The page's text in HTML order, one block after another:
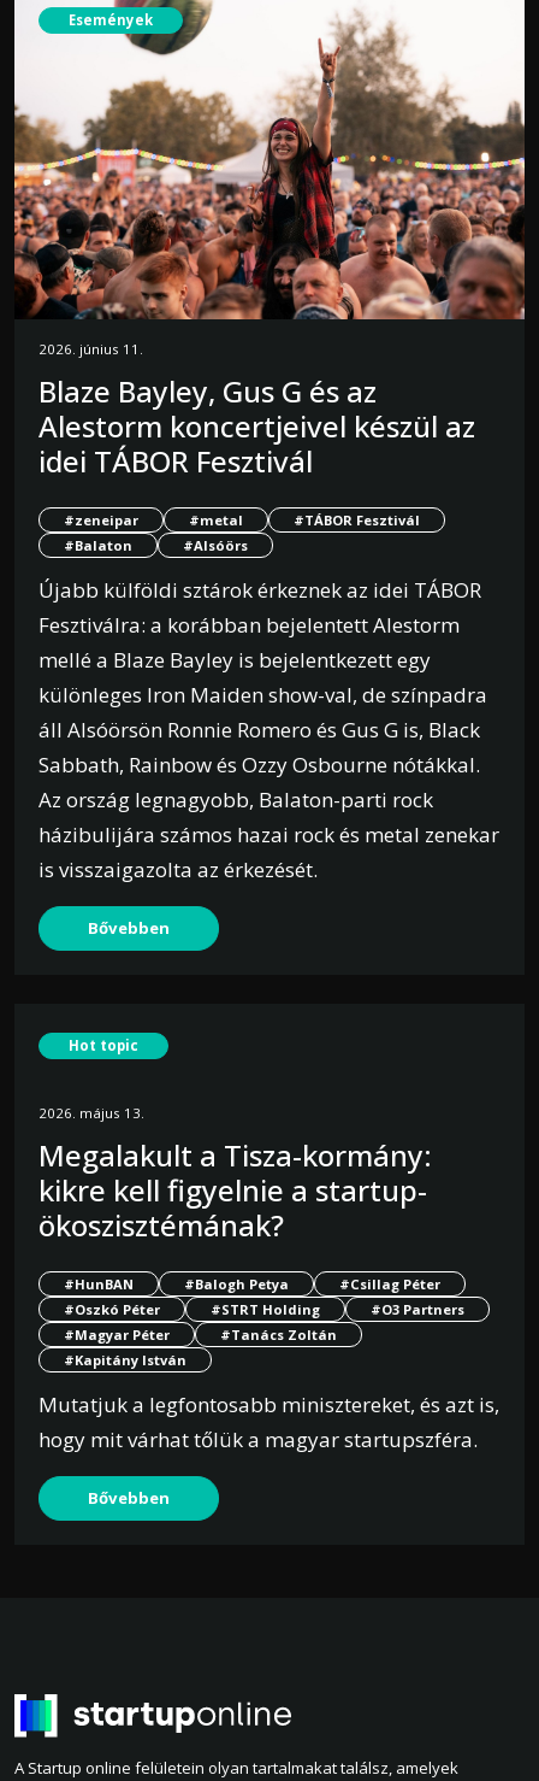
Események
2026. június 11.
Blaze Bayley, Gus G és az
Alestorm koncertjeivel készül az
idei TÁBOR Fesztivál
#zeneipar #metal
#TÁBOR Fesztivál
#Balaton
#Alsóörs
Újabb külföldi sztárok érkeznek az idei TÁBOR
Fesztiválra: a korábban bejelentett Alestorm
mellé a Blaze Bayley is bejelentkezett egy
különleges Iron Maiden show-val, de színpadra
áll Alsóörsön Ronnie Romero és Gus G is, Black
Sabbath, Rainbow és Ozzy Osbourne nótákkal.
Az ország legnagyobb, Balaton-parti rock
házibulijára számos hazai rock és metal zenekar
is visszaigazolta az érkezését.
Bővebben
Hot topic
2026. május 13.
Megalakult a Tisza-kormány:
kikre kell figyelnie a startup-
ökoszisztémának?
#HunBAN #Balogh Petya
#Csillag Péter
#Oszkó Péter
#STRT Holding
#O3 Partners
#Magyar Péter
#Tanács Zoltán
#Kapitány István
Mutatjuk a legfontosabb minisztereket, és azt is,
hogy mit várhat tőlük a magyar startupszféra.
Bővebben
A Startup online felületein olyan tartalmakat találsz, amelyek